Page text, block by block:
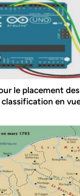
le placement
en